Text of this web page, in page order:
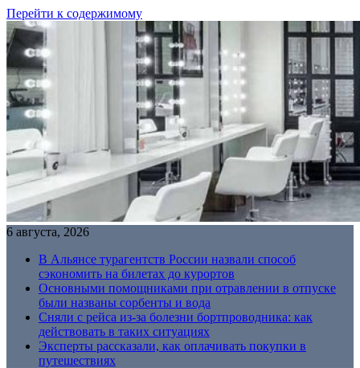
Перейти к содержимому
6 августа, 2026
В Альянсе турагентств России назвали способ
сэкономить на билетах до курортов
Основными помощниками при отравлении в отпуске
были названы сорбенты и вода
Сняли с рейса из-за болезни бортпроводника: как
действовать в таких ситуациях
Эксперты рассказали, как оплачивать покупки в
путешествиях